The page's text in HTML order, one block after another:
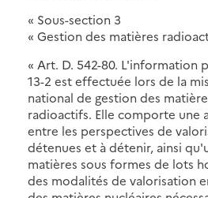
« Sous-section 3
« Gestion des matières
« Art. D. 542-80. L'information
13-2 est effectuée lors de la
national de gestion des
radioactifs. Elle comporte une
entre les perspectives de
détenues et à détenir, ainsi
matières sous formes de lots
des modalités de valorisation